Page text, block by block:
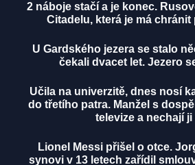
2 náboje stačí a je konec.
Citadelu, která je má
U Gardského jezera se stalo
čekali dvacet let. Jezero
Učila na univerzitě, dnes nosí
do třetího patra. Manžel s
televize a nechají ji
Lionel Messi přišel o otce.
synovi v 13 letech zařídil